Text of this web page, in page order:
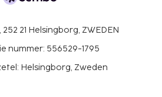
21 Helsingborg, ZWEDEN
nummer: 556529-1795
Helsingborg, Zweden